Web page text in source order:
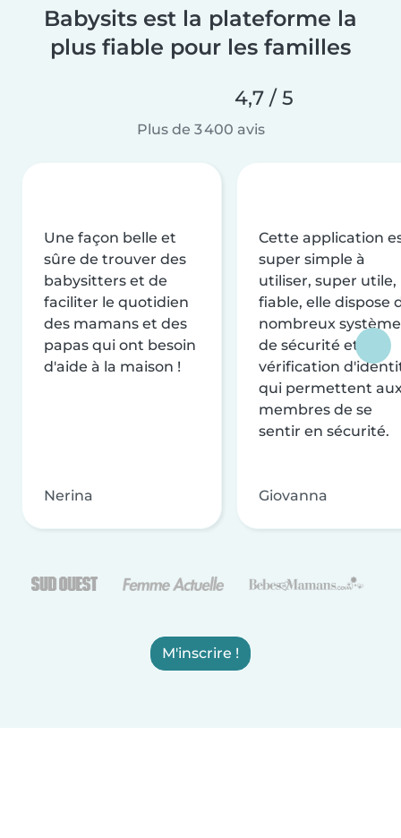
Babysits est la plateforme la
plus fiable pour les familles
4,7 / 5
Plus de 3 400 avis
Une façon belle et
sûre de trouver des
babysitters et de
faciliter le quotidien
des mamans et des
papas qui ont besoin
d'aide à la maison !
Nerina
Cette application
super simple à
utiliser, super utile,
fiable, elle dispose
nombreux
de sécurité et de
vérification
qui permettent
membres de se
sentir en sécurité.
Giovanna
M'inscrire !